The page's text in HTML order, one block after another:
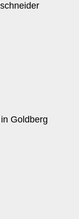
Goldberg